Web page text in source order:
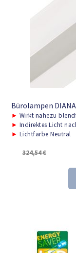
Bürolampen
► Wirkt nahezu
► Indirektes Licht
► Lichtfarbe Neutral
324,54€